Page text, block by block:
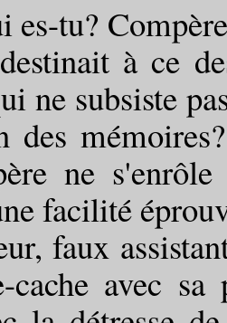
es-tu?
à ce
ne subsiste
des
ne
facilité
faux
cache avec